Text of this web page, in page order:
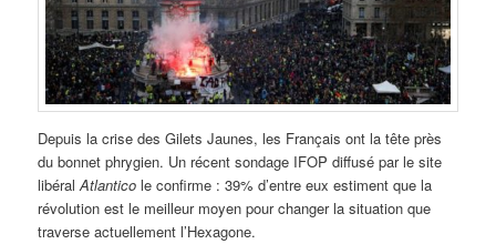
Depuis la crise des Gilets Jaunes, les Français ont la tête près
du bonnet phrygien. Un récent sondage IFOP diffusé par le site
libéralAtlantico le confirme : 39% d’entre eux estiment que la
révolution est le meilleur moyen pour changer la situation que
traverse actuellement l’Hexagone.